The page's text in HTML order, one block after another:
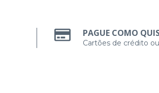
PAGUE COMO
Cartões de crédito